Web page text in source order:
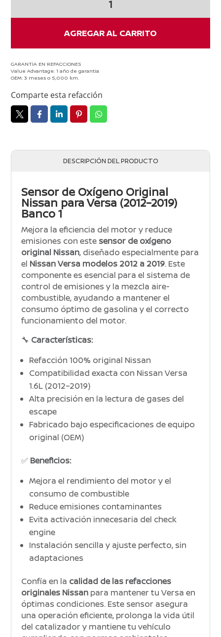
Oxigeno
1
Original
2019
cantidad
AGREGAR AL CARRITO
GARANTÍA EN REFACCIONES
Value Advantage: 1 año de garantía
OEM: 3 meses o 5,000 km.
Comparte esta refacción
DESCRIPCIÓN DEL PRODUCTO
Sensor de Oxígeno Original
Nissan para Versa (2012–2019)
Banco 1
Mejora la eficiencia del motor y reduce
emisiones con este sensor de oxígeno
original Nissan, diseñado especialmente para
el Nissan Versa modelos 2012 a 2019. Este
componente es esencial para el sistema de
control de emisiones y la mezcla aire-
combustible, ayudando a mantener el
consumo óptimo de gasolina y el correcto
funcionamiento del motor.
🔧 Características:
Refacción 100% original Nissan
Compatibilidad exacta con Nissan Versa
1.6L (2012–2019)
Alta precisión en la lectura de gases del
escape
Fabricado bajo especificaciones de equipo
original (OEM)
✅ Beneficios:
Mejora el rendimiento del motor y el
consumo de combustible
Reduce emisiones contaminantes
Evita activación innecesaria del check
engine
Instalación sencilla y ajuste perfecto, sin
adaptaciones
Confía en la calidad de las refacciones
originales Nissan para mantener tu Versa en
óptimas condiciones. Este sensor asegura
una operación eficiente, prolonga la vida útil
del catalizador y mantiene tu vehículo